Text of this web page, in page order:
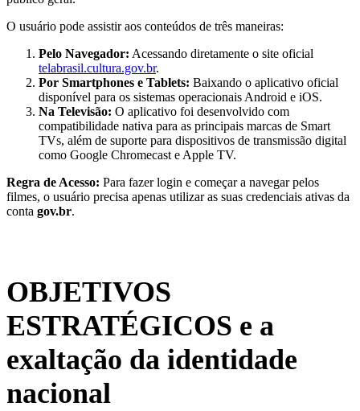
O usuário pode assistir aos conteúdos de três maneiras:
Pelo Navegador: Acessando diretamente o site oficial
telabrasil.cultura.gov.br.
Por Smartphones e Tablets: Baixando o aplicativo oficial
disponível para os sistemas operacionais Android e iOS.
Na Televisão: O aplicativo foi desenvolvido com
compatibilidade nativa para as principais marcas de Smart
TVs, além de suporte para dispositivos de transmissão digital
como Google Chromecast e Apple TV.
Regra de Acesso: Para fazer login e começar a navegar pelos
filmes, o usuário precisa apenas utilizar as suas credenciais ativas da
conta gov.br.
OBJETIVOS
ESTRATÉGICOS e a
exaltação da identidade
nacional